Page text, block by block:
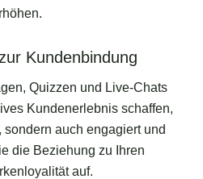
Kundenbindung
Quizzen und Live-Chats
Kundenerlebnis schaffen,
auch engagiert und
die Beziehung zu Ihren
auf.